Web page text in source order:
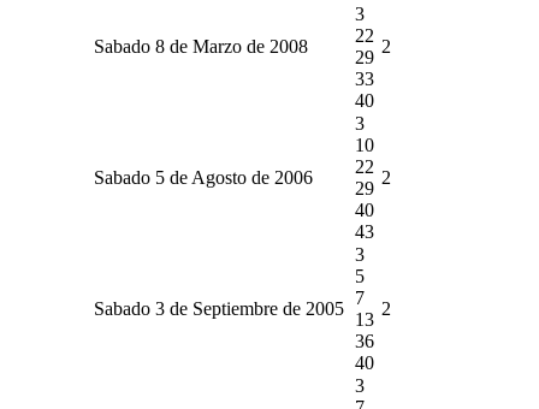
Sabado 8 de Marzo de 2008
3
22
29
33
40
2
Sabado 5 de Agosto de 2006
3
10
22
29
40
43
2
Sabado 3 de Septiembre de 2005
3
5
7
13
36
40
2
3